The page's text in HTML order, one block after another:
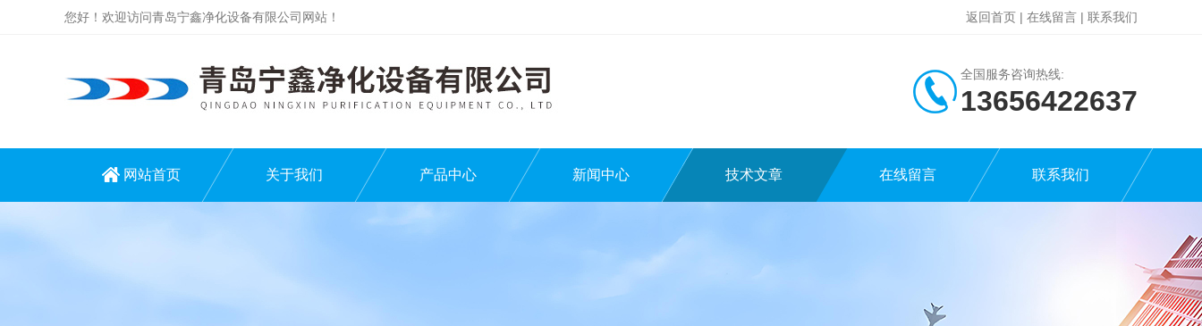
您好！欢迎访问青岛宁鑫净化设备有限公司网站！ 返回首页 | 在线留言 | 联系我们
全国服务咨询热线:
13656422637
网站首页 关于我们 产品中心 新闻中心 技术文章 在线留言 联系我们